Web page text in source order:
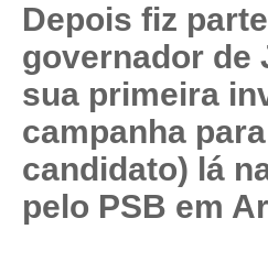
Depois fiz
governador de
sua primeira
campanha
candidato) lá
pelo PSB em